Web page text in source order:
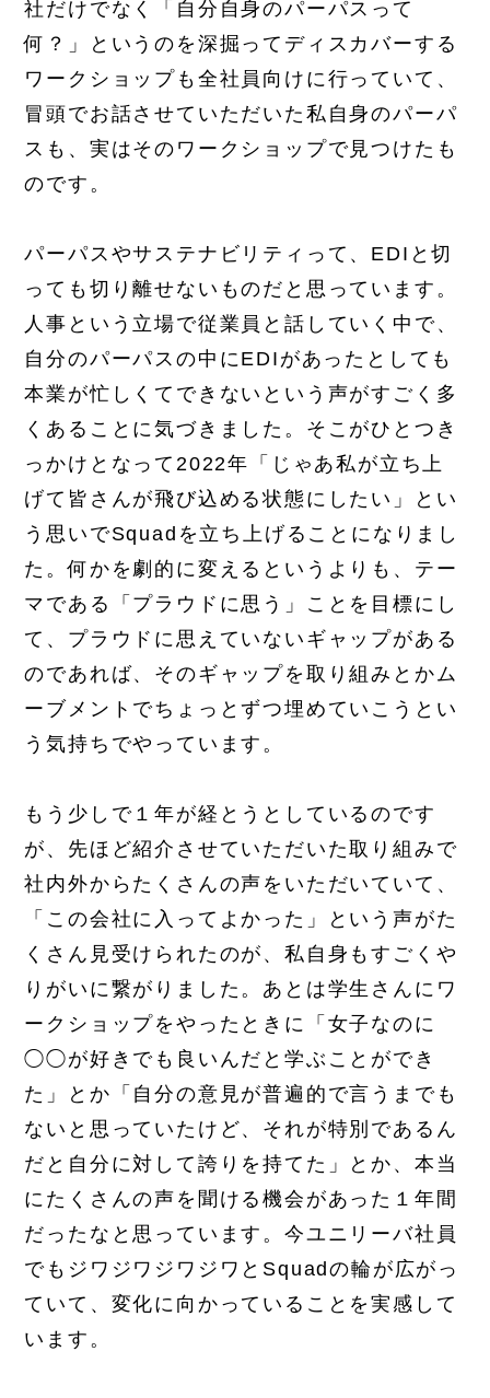
社だけでなく「自分自身のパーパスって
何？」というのを深掘ってディスカバーする
ワークショップも全社員向けに行っていて、
冒頭でお話させていただいた私自身のパーパ
スも、実はそのワークショップで見つけたも
のです。
パーパスやサステナビリティって、EDIと切
っても切り離せないものだと思っています。
人事という立場で従業員と話していく中で、
自分のパーパスの中にEDIがあったとしても
本業が忙しくてできないという声がすごく多
くあることに気づきました。そこがひとつき
っかけとなって2022年「じゃあ私が立ち上
げて皆さんが飛び込める状態にしたい」とい
う思いでSquadを立ち上げることになりまし
た。何かを劇的に変えるというよりも、テー
マである「プラウドに思う」ことを目標にし
て、プラウドに思えていないギャップがある
のであれば、そのギャップを取り組みとかム
ーブメントでちょっとずつ埋めていこうとい
う気持ちでやっています。
もう少しで１年が経とうとしているのです
が、先ほど紹介させていただいた取り組みで
社内外からたくさんの声をいただいていて、
「この会社に入ってよかった」という声がた
くさん見受けられたのが、私自身もすごくや
りがいに繋がりました。あとは学生さんにワ
ークショップをやったときに「女子なのに
◯◯が好きでも良いんだと学ぶことができ
た」とか「自分の意見が普遍的で言うまでも
ないと思っていたけど、それが特別であるん
だと自分に対して誇りを持てた」とか、本当
にたくさんの声を聞ける機会があった１年間
だったなと思っています。今ユニリーバ社員
でもジワジワジワジワとSquadの輪が広がっ
ていて、変化に向かっていることを実感して
います。